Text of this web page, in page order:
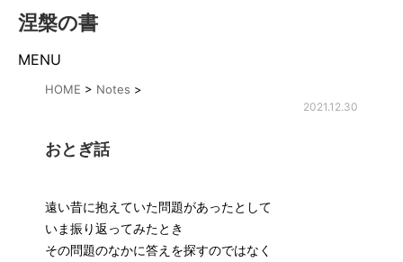
涅槃の書
MENU
HOME > Notes >
2021.12.30
おとぎ話
遠い昔に抱えていた問題があったとして
いま振り返ってみたとき
その問題のなかに答えを探すのではなく